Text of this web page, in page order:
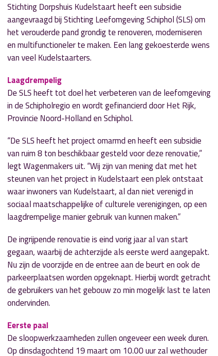
Stichting Dorpshuis Kudelstaart heeft een subsidie
aangevraagd bij Stichting Leefomgeving Schiphol (SLS) om
het verouderde pand grondig te renoveren, moderniseren
en multifunctioneler te maken. Een lang gekoesterde wens
van veel Kudelstaarters.
Laagdrempelig
De SLS heeft tot doel het verbeteren van de leefomgeving
in de Schipholregio en wordt gefinancierd door Het Rijk,
Provincie Noord-Holland en Schiphol.
“De SLS heeft het project omarmd en heeft een subsidie
van ruim 8 ton beschikbaar gesteld voor deze renovatie,”
legt Wagenmakers uit. “Wij zijn van mening dat met het
steunen van het project in Kudelstaart een plek ontstaat
waar inwoners van Kudelstaart, al dan niet verenigd in
sociaal maatschappelijke of culturele verenigingen, op een
laagdrempelige manier gebruik van kunnen maken.”
De ingrijpende renovatie is eind vorig jaar al van start
gegaan, waarbij de achterzijde als eerste werd aangepakt.
Nu zijn de voorzijde en de entree aan de beurt en ook de
parkeerplaatsen worden opgeknapt. Hierbij wordt getracht
de gebruikers van het gebouw zo min mogelijk last te laten
ondervinden.
Eerste paal
De sloopwerkzaamheden zullen ongeveer een week duren.
Op dinsdagochtend 19 maart om 10.00 uur zal wethouder